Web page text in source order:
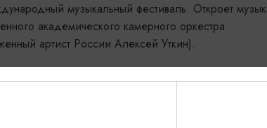
музыкальный фестиваль. Откроет
академического камерного оркестра
артист России Алексей Уткин).
в первый в СССР камерный оркестр, создан в